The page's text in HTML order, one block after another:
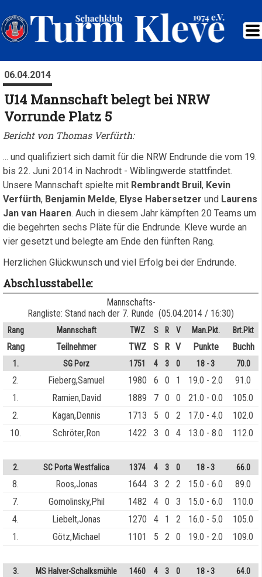
06.04.2014
U14 Mannschaft belegt bei NRW
Vorrunde Platz 5
Bericht von Thomas Verfürth:
... und qualifiziert sich damit für die NRW Endrunde die vom 19.
bis 22. Juni 2014 in Nachrodt - Wiblingwerde stattfindet.
Unsere Mannschaft spielte mit Rembrandt Bruil, Kevin
Verfürth, Benjamin Melde, Elyse Habersetzer und Laurens
Jan van Haaren. Auch in diesem Jahr kämpften 20 Teams um
die begehrten sechs Pläte für die Endrunde. Kleve wurde an
vier gesetzt und belegte am Ende den fünften Rang.
Herzlichen Glückwunsch und viel Erfolg bei der Endrunde.
Abschlusstabelle:
Mannschafts-
Rangliste: Stand nach der 7. Runde (05.04.2014 / 16:30)
Rang Mannschaft TWZ S R V Man.Pkt. Brt.Pkt
Rang Teilnehmer TWZ S R V Punkte Buchh
1. SG Porz 1751 4 3 0 18 - 3 70.0
2. Fieberg,Samuel 1980 6 0 1 19.0 - 2.0
91.0
1.
Ramien,David 1889 7 0 0 21.0 - 0.0
105.0
2.
Kagan,Dennis 1713 5 0 2 17.0 - 4.0
102.0
10.
Schröter,Ron 1422 3 0 4 13.0 - 8.0 112.0
2. SC Porta Westfalica 1374 4 3 0 18 - 3 66.0
8. Roos,Jonas 1644 3 2 2 15.0 - 6.0
89.0
7.
Gomolinsky,Phil 1482 4 0 3 15.0 - 6.0
110.0
4.
Liebelt,Jonas 1270 4 1 2 16.0 - 5.0
105.0
1.
Götz,Michael 1101 5 2 0 19.0 - 2.0 109.0
3. MS Halver-Schalksmühle 1460 4 3 0 18 - 3 64.0